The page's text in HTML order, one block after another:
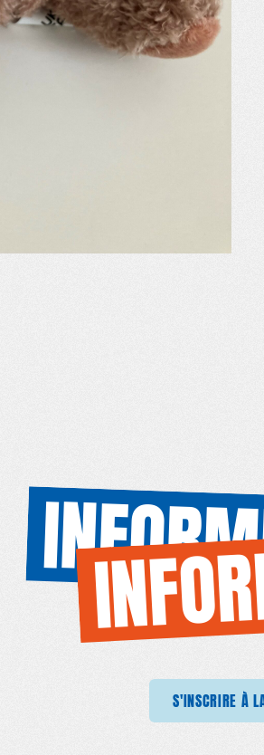
COMMANDER
S'INSCRIRE À LA NEWSLETTER S'INSCRIRE
S'INSCRIRE À